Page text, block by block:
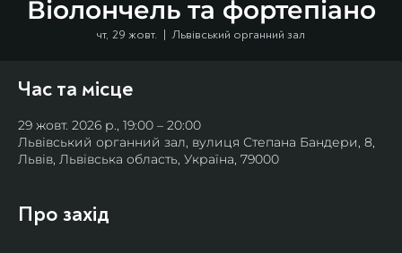
Віолончель та фортепіано
чт, 29 жовт.
  |
Львівський органний зал
Час та місце
29 жовт. 2026 р., 19:00 – 20:00
Львівський органний зал, вулиця Степана Бандери, 8,
Львів, Львівська область, Україна, 79000
Про захід